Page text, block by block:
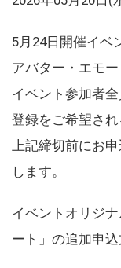
5月24日開催イベ
アバター・エモ
イベント参加者
登録をご希望さ
上記締切前にお
します。
イベントオリジ
ート」の追加申